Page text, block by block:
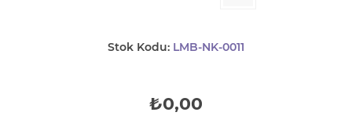
Stok Kodu: LMB-NK-0011
₺0,00